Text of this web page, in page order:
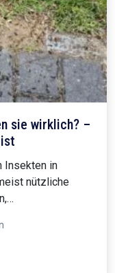
sie wirklich? –
Insekten in
nützliche